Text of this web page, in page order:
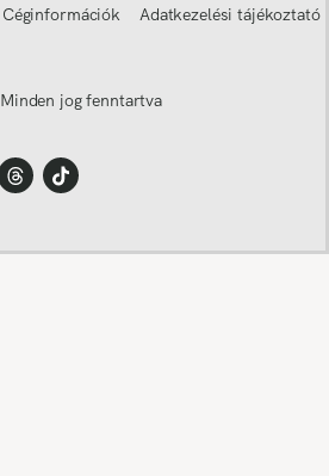
Céginformációk Adatkezelési tájékoztató
Minden jog fenntartva